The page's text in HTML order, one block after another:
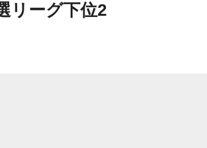
リーグ下位2